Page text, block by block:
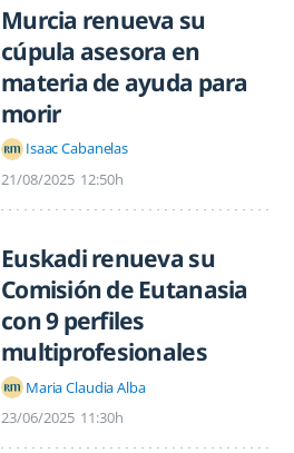
Murcia renueva su
cúpula asesora en
materia de ayuda para
morir
Isaac Cabanelas
21/08/2025 12:50h
Euskadi renueva su
Comisión de Eutanasia
con 9 perfiles
multiprofesionales
Maria Claudia Alba
23/06/2025 11:30h